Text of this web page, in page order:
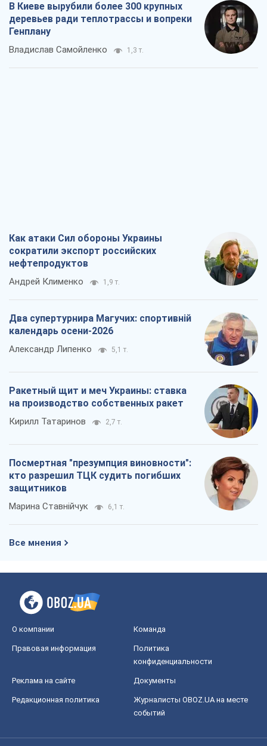
В Киеве вырубили более 300 крупных
деревьев ради теплотрассы и вопреки
Генплану
Владислав Самойленко 1,3 т.
Как атаки Сил обороны Украины
сократили экспорт российских
нефтепродуктов
Андрей Клименко 1,9 т.
Два супертурнира Магучих: спортивній
календарь осени-2026
Александр Липенко 5,1 т.
Ракетный щит и меч Украины: ставка
на производство собственных ракет
Кирилл Татаринов 2,7 т.
Посмертная "презумпция виновности":
кто разрешил ТЦК судить погибших
защитников
Марина Ставнійчук 6,1 т.
Все мнения
О компании Команда
Правовая информация
Политика
конфиденциальности
Реклама на сайте Документы
Редакционная политика
Журналисты OBOZ.UA на месте
событий